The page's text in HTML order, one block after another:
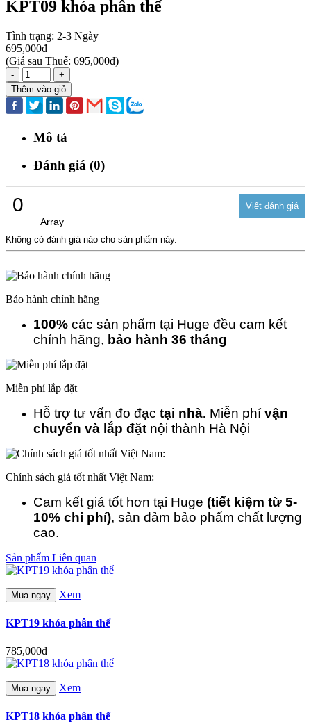
KPT09 khóa phân thể
Tình trạng: 2-3 Ngày
695,000đ
(Giá sau Thuế: 695,000đ)
-
+
Thêm vào giỏ
Mô tả
Đánh giá (0)
0
Array
Không có đánh giá nào cho sản phẩm này.
Bảo hành chính hãng
100% các sản phẩm tại Huge đều cam kết
chính hãng, bảo hành 36 tháng
Miễn phí lắp đặt
Hỗ trợ tư vấn đo đạc tại nhà. Miễn phí vận
chuyển và lắp đặt nội thành Hà Nội
Chính sách giá tốt nhất Việt Nam:
Cam kết giá tốt hơn tại Huge (tiết kiệm từ 5-
10% chi phí), sản đảm bảo phẩm chất lượng
cao.
Sản phẩm Liên quan
Mua ngay Xem
KPT19 khóa phân thể
785,000đ
Mua ngay Xem
KPT18 khóa phân thể